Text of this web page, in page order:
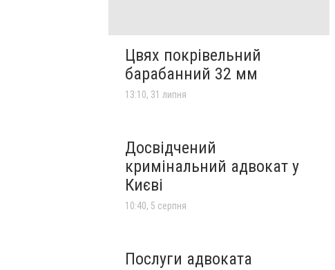
Цвях покрівельний
барабанний 32 мм
13:10, 31 липня
Досвідчений
кримінальний адвокат у
Києві
10:40, 5 серпня
Послуги адвоката